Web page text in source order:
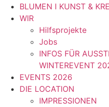
BLUMEN I KUNST &
WIR
Hilfsprojekte
Jobs
INFOS FÜR
WINTEREVENT
EVENTS 2026
DIE LOCATION
IMPRESSIONEN